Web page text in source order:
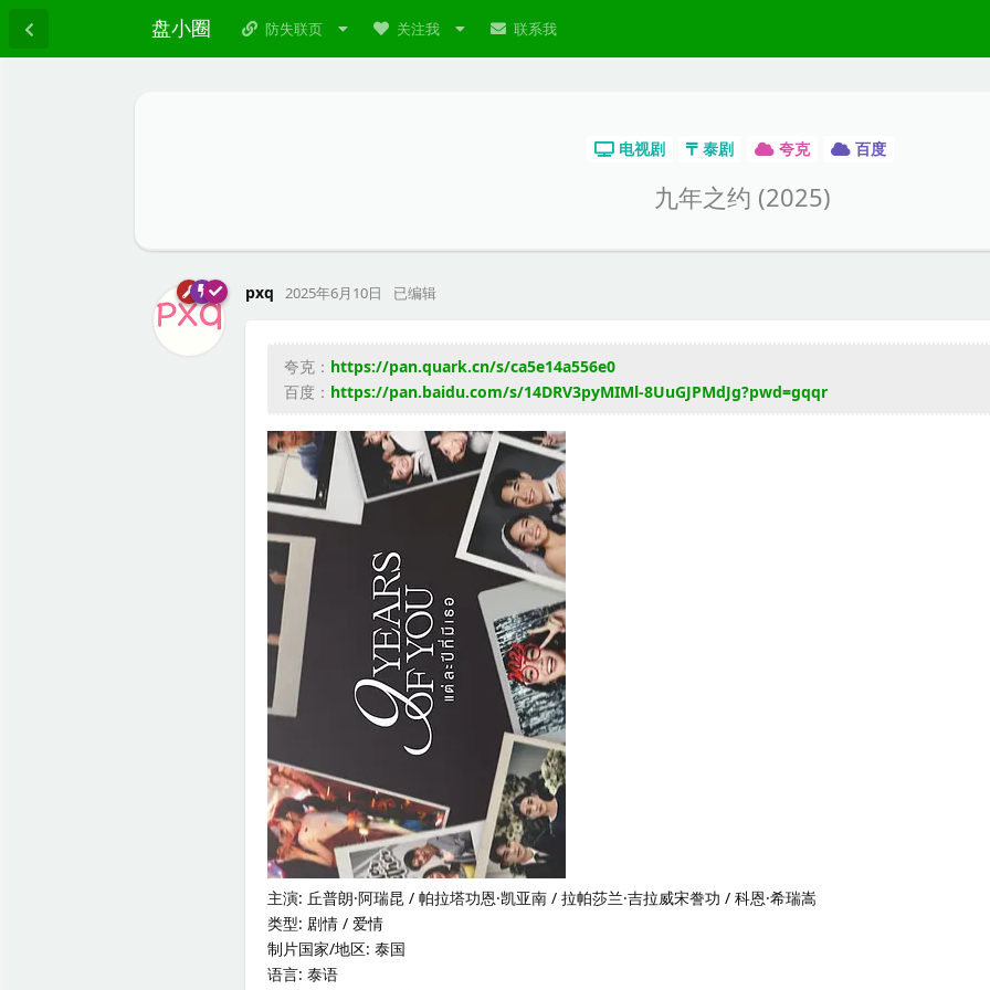
盘小圈 防失联页 关注我 联系我
电视剧 泰剧 夸克 百度
九年之约 (2025)
pxq 2025年6月10日 已编辑
夸克： https://pan.quark.cn/s/ca5e14a556e0
百度： https://pan.baidu.com/s/14DRV3pyMIMl-8UuGJPMdJg?pwd=gqqr
主演: 丘普朗·阿瑞昆 / 帕拉塔功恩·凯亚南 / 拉帕莎兰·吉拉威宋誊功 / 科恩·希瑞嵩
类型: 剧情 / 爱情
制片国家/地区: 泰国
语言: 泰语